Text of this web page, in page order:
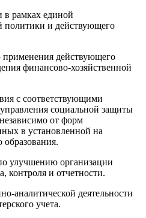
в рамках единой
политики и действующего
применения действующего
финансово-хозяйственной
с соответствующими
социальной защиты
от форм
в установленной на
улучшению организации
контроля и отчетности.
аналитической деятельности
учета.